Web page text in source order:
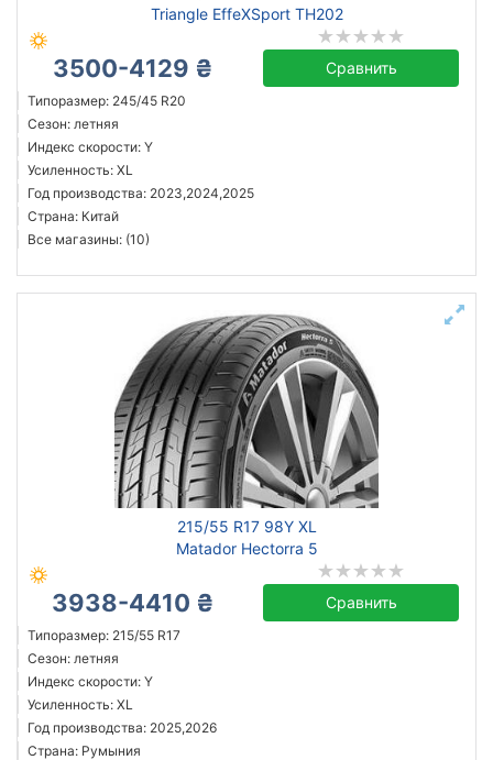
Triangle EffeXSport TH202
3500-4129 ₴ Сравнить
Типоразмер: 245/45 R20
Сезон: летняя
Индекс скорости: Y
Усиленность: XL
Год производства: 2023,2024,2025
Страна: Китай
Все магазины: (10)
215/55 R17 98Y XL
Matador Hectorra 5
3938-4410 ₴ Сравнить
Типоразмер: 215/55 R17
Сезон: летняя
Индекс скорости: Y
Усиленность: XL
Год производства: 2025,2026
Страна: Румыния